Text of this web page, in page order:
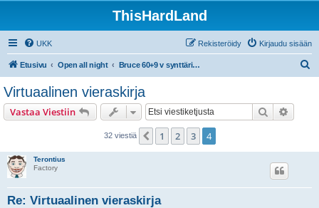
ThisHardLand
UKK Kirjaudu sisään
Rekisteröidy
Etusivu Open all night Bruce 60+9 v synttäribileet la 22.9.2018 Virgin Oil, HKI
Virtuaalinen vieraskirja
Vastaa Viestiin Etsi
32 viestiä Edellinen
1 2 3 4
Terontius
Factory
Re: Virtuaalinen vieraskirja